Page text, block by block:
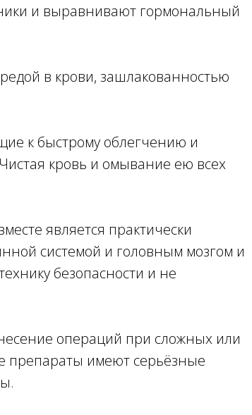
и выравнивают гормональный
в крови, зашлакованностью
к быстрому облегчению и
кровь и омывание ею всех
является практически
системой и головным мозгом и
безопасности и не
операций при сложных или
препараты имеют серьёзные